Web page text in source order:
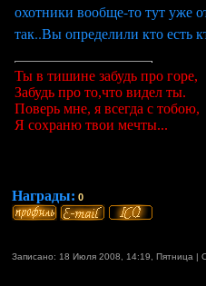
охотники вообще-то тут уже
так..Вы определили кто есть
Ты в тишине забудь про горе,
Забудь про то,что видел ты.
Поверь мне, я всегда с тобою,
Я сохраню твои мечты...
Награды: 0
Записано: 18 Июля 2008, 14:19, Пятница |